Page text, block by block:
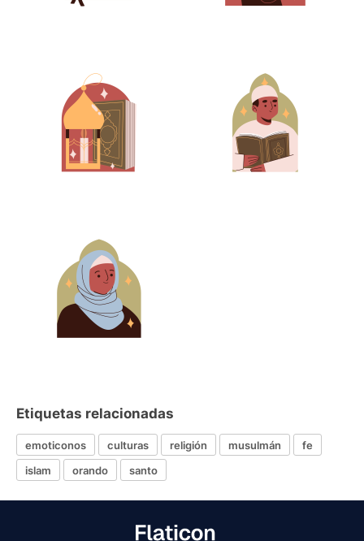
Etiquetas relacionadas
emoticonos culturas religión musulmán
fe
islam
orando santo